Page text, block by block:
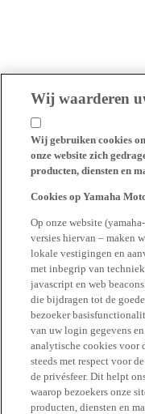
Wij waarderen
Wij gebruiken cookies
onze website zich
producten, diensten en
Cookies op Yamaha
Op onze website
versies hiervan – maken
lokale vestigingen en
met inbegrip van
javascript en web
die bijdragen tot de
bezoeker
van uw login gegevens
analytische cookies voor
steeds met respect voor
de privésfeer. Dit helpt
waarop bezoekers onze
producten, diensten en